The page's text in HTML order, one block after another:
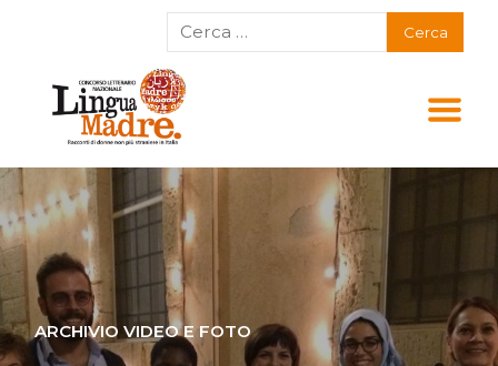
ARCHIVIO VIDEO E FOTO